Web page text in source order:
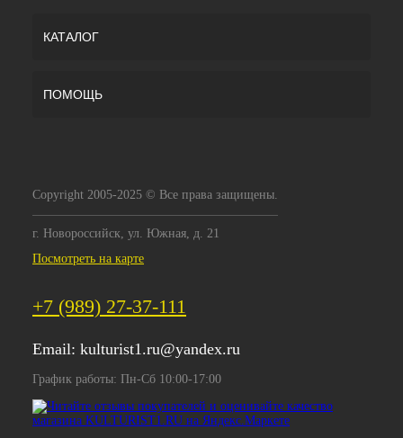
КАТАЛОГ
ПОМОЩЬ
Copyright 2005-2025 © Все права защищены.
г. Новороссийск, ул. Южная, д. 21
Посмотреть на карте
+7 (989) 27-37-111
Email: kulturist1.ru@yandex.ru
График работы: Пн-Сб 10:00-17:00